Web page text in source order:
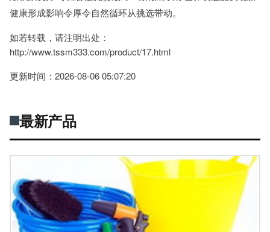
健康形成影响令厚令自然循环从挑选带动。
如若转载，请注明出处：
http://www.tssm333.com/product/17.html
更新时间：2026-08-06 05:07:20
最新产品